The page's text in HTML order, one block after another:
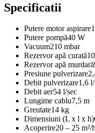
Specificatii
Putere motor aspirare
Putere pompă40 W
Vacuum210 mbar
Rezervor apă curată
Rezervor apă murdară
Presiune pulverizare
Debit pulverizare1,6
Debit aer54 l/sec
Lungime cablu7,5 m
Greutate14 kg
Dimensiuni (L x l x h)
Acoperire20 – 25 m²/